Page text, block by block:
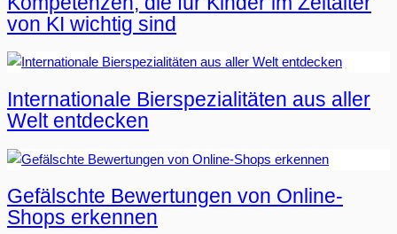
von KI wichtig sind
Internationale Bierspezialitäten aus aller
Welt entdecken
Gefälschte Bewertungen von Online-
Shops erkennen